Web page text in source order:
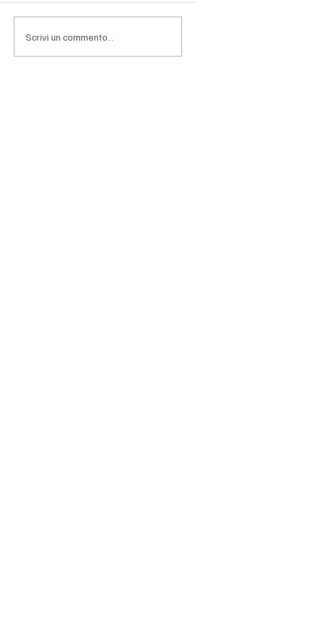
Scrivi un commento...